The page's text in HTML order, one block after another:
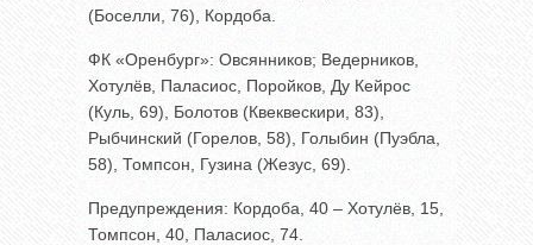
(Боселли, 76), Кордоба.
ФК «Оренбург»: Овсянников; Ведерников,
Хотулёв, Паласиос, Поройков, Ду Кейрос
(Куль, 69), Болотов (Квеквескири, 83),
Рыбчинский (Горелов, 58), Голыбин (Пуэбла,
58), Томпсон, Гузина (Жезус, 69).
Предупреждения: Кордоба, 40 – Хотулёв, 15,
Томпсон, 40, Паласиос, 74.